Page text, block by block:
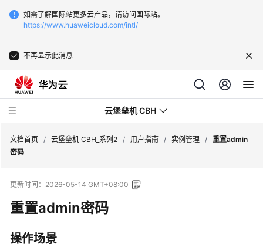
如需了解国际站更多云产品，请访问国际站。
https://www.huaweicloud.com/intl/
不再显示此消息
云堡垒机 CBH
最
动
态
文档首页 / 云堡垒机 CBH_系列2 / 用户指南 / 实例管理 / 重置admin
密码
更新时间： 2026-05-14 GMT+08:00
重置admin密码
操作场景